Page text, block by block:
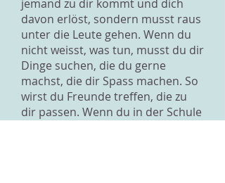
jemand zu dir kommt und dich
davon erlöst, sondern musst raus
unter die Leute gehen. Wenn du
nicht weisst, was tun, musst du dir
Dinge suchen, die du gerne
machst, die dir Spass machen. So
wirst du Freunde treffen, die zu
dir passen. Wenn du in der Schule